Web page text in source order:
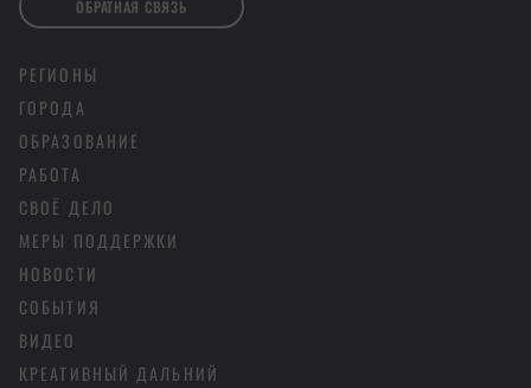
РЕГИОНЫ
ГОРОДА
ОБРАЗОВАНИЕ
РАБОТА
СВОЁ ДЕЛО
МЕРЫ ПОДДЕРЖКИ
НОВОСТИ
СОБЫТИЯ
ВИДЕО
КРЕАТИВНЫЙ ДАЛЬНИЙ
ОБРАТНАЯ СВЯЗЬ